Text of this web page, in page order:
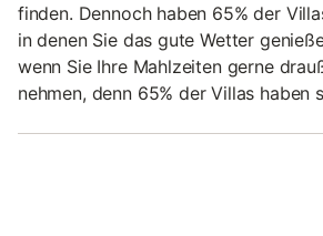
finden. Dennoch haben 65% der
in denen Sie das gute Wetter
wenn Sie Ihre Mahlzeiten gerne
nehmen, denn 65% der Villas haben